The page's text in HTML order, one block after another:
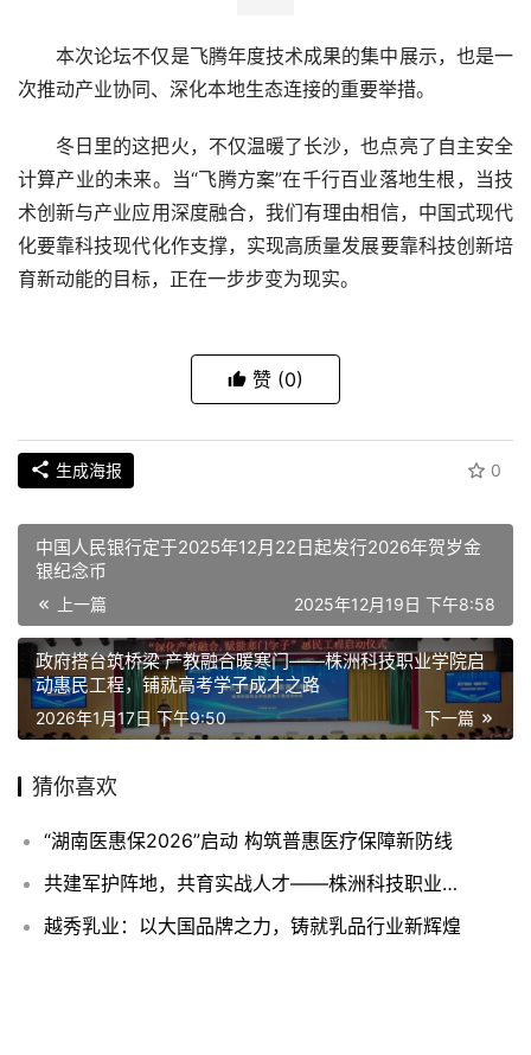
本次论坛不仅是飞腾年度技术成果的集中展示，也是一
次推动产业协同、深化本地生态连接的重要举措。
冬日里的这把火，不仅温暖了长沙，也点亮了自主安全
计算产业的未来。当“飞腾方案”在千行百业落地生根，当技
术创新与产业应用深度融合，我们有理由相信，中国式现代
化要靠科技现代化作支撑，实现高质量发展要靠科技创新培
育新动能的目标，正在一步步变为现实。
赞 (0)
生成海报 0
中国人民银行定于2025年12月22日起发行2026年贺岁金
银纪念币
上一篇 2025年12月19日 下午8:58
政府搭台筑桥梁 产教融合暖寒门——株洲科技职业学院启
动惠民工程，铺就高考学子成才之路
下一篇
2026年1月17日 下午9:50
猜你喜欢
“湖南医惠保2026”启动 构筑普惠医疗保障新防线
共建军护阵地，共育实战人才——株洲科技职业学院与山东魅力华洋教育科技集团签约共建军护学院
越秀乳业：以大国品牌之力，铸就乳品行业新辉煌